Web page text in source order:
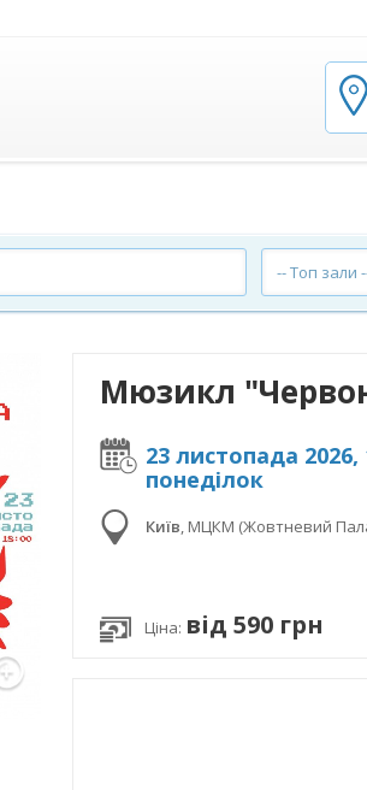
-- Топ зали
Мюзикл
23 листопада 2026,
понеділок
Київ, МЦКМ (Жовтневий
Ціна: від 590 грн